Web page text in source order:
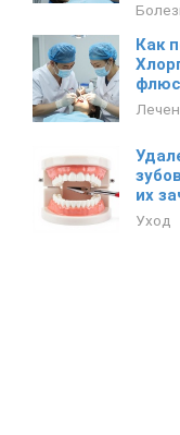
Как
их
Уход